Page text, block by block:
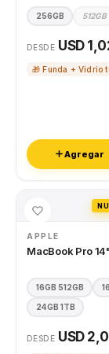
256GB 512GB
DESDE USD
🎁 Funda + Vidrio
Agregar
APPLE
MacBook Pro
16GB 512GB
24GB 1TB
DESDE USD